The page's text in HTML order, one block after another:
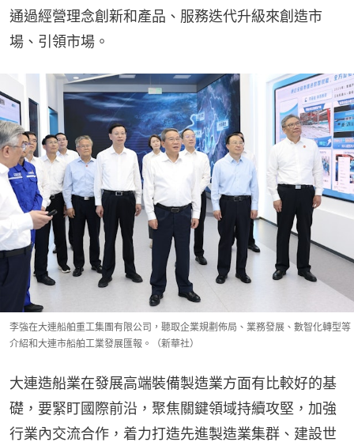
通過經營理念創新和產品、服務迭代升級來創造市
場、引領市場。
李強在大連船舶重工集團有限公司，聽取企業規劃佈局、業務發展、數智化轉型等
介紹和大連市船舶工業發展匯報。（新華社）
大連造船業在發展高端裝備製造業方面有比較好的基
礎，要緊盯國際前沿，聚焦關鍵領域持續攻堅，加強
行業內交流合作，着力打造先進製造業集群、建設世